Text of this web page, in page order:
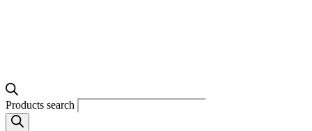
Products search